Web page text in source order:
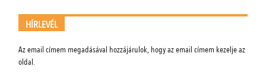
HÍRLEVÉL
Az email címem megadásával hozzájárulok, hogy az email címem kezelje az
oldal.